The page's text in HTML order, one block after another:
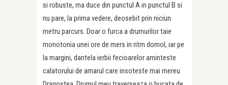
si robuste, ma duce din punctul A in punctul B si
nu pare, la prima vedere, deosebit prin niciun
metru parcurs. Doar o furca a drumurilor taie
monotonia unei ore de mers in ritm domol, iar pe
la margini, dantela ierbii fecioarelor aminteste
calatorului de amarul care insoteste mai mereu